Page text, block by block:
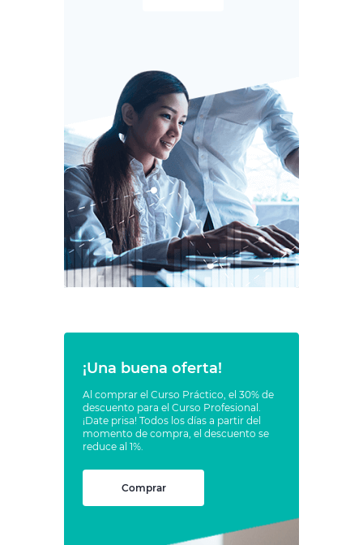
¡Una buena oferta!
Al comprar el Curso Práctico, el 30% de
descuento para el Curso Profesional.
¡Date prisa! Todos los días a partir del
momento de compra, el descuento se
reduce al 1%.
Comprar